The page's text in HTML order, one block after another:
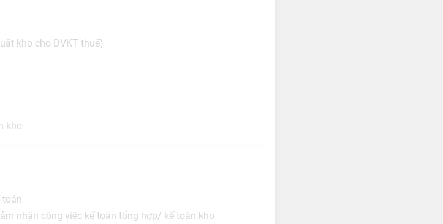
kho cho DVKT thuế)
kho
toán
nhận công việc kế toán tổng hợp/ kế toán kho